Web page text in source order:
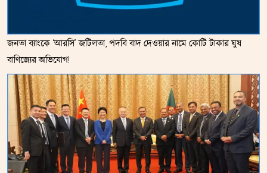
জনতা ব্যাংকে ‘আরসি’ জটিলতা, পদবি বাদ দেওয়ার নামে কোটি টাকার ঘুষ
বাণিজ্যের অভিযোগ!